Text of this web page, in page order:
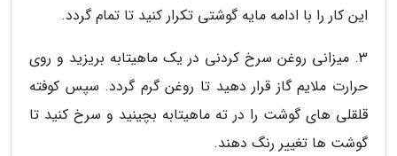
این کار را با ادامه مایه گوشتی تکرار کنید تا تمام گردد.
3. میزانی روغن سرخ کردنی در یک ماهیتابه بریزید و روی
حرارت ملایم گاز قرار دهید تا روغن گرم گردد. سپس کوفته
قلقلی های گوشت را در ته ماهیتابه بچینید و سرخ کنید تا
گوشت ها تغییر رنگ دهند.